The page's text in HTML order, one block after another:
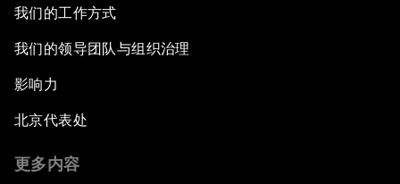
我们的工作方式
我们的领导团队与组织治理
影响力
北京代表处
更多内容